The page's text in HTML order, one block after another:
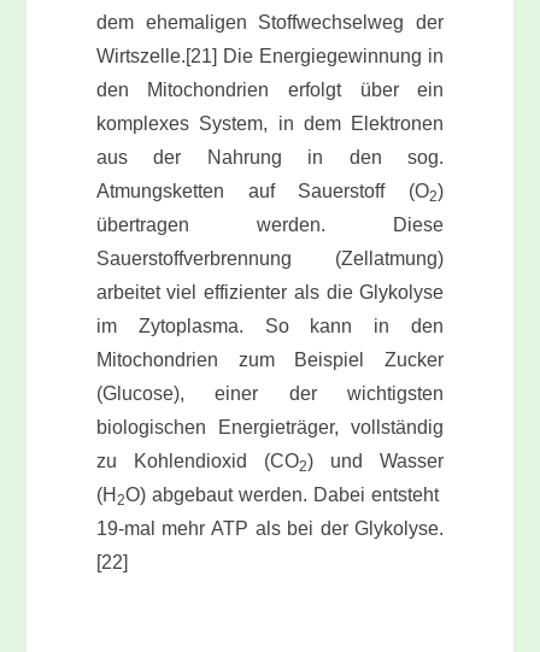
dem ehemaligen Stoffwechselweg der
Wirtszelle.[21] Die Energiegewinnung in
den Mitochondrien erfolgt über ein
komplexes System, in dem Elektronen
aus der Nahrung in den sog.
Atmungsketten auf Sauerstoff (O2)
übertragen werden. Diese
Sauerstoffverbrennung (Zellatmung)
arbeitet viel effizienter als die Glykolyse
im Zytoplasma. So kann in den
Mitochondrien zum Beispiel Zucker
(Glucose), einer der wichtigsten
biologischen Energieträger, vollständig
zu Kohlendioxid (CO2) und Wasser
(H 2O) abgebaut werden. Dabei entsteht
19-mal mehr ATP als bei der Glykolyse.
[22]